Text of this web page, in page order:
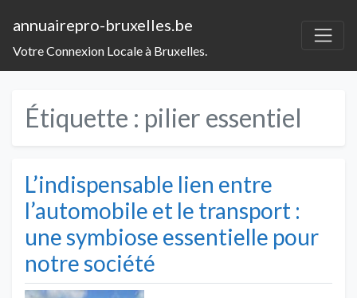
annuairepro-bruxelles.be
Votre Connexion Locale à Bruxelles.
Étiquette : pilier essentiel
L’indispensable lien entre
l’automobile et le transport :
une symbiose essentielle pour
notre société